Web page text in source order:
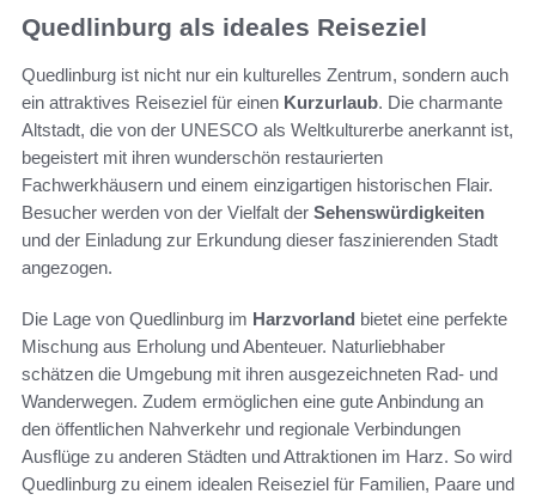
Quedlinburg als ideales Reiseziel
Quedlinburg ist nicht nur ein kulturelles Zentrum, sondern auch
ein attraktives Reiseziel für einen Kurzurlaub. Die charmante
Altstadt, die von der UNESCO als Weltkulturerbe anerkannt ist,
begeistert mit ihren wunderschön restaurierten
Fachwerkhäusern und einem einzigartigen historischen Flair.
Besucher werden von der Vielfalt der Sehenswürdigkeiten
und der Einladung zur Erkundung dieser faszinierenden Stadt
angezogen.
Die Lage von Quedlinburg im Harzvorland bietet eine perfekte
Mischung aus Erholung und Abenteuer. Naturliebhaber
schätzen die Umgebung mit ihren ausgezeichneten Rad- und
Wanderwegen. Zudem ermöglichen eine gute Anbindung an
den öffentlichen Nahverkehr und regionale Verbindungen
Ausflüge zu anderen Städten und Attraktionen im Harz. So wird
Quedlinburg zu einem idealen Reiseziel für Familien, Paare und